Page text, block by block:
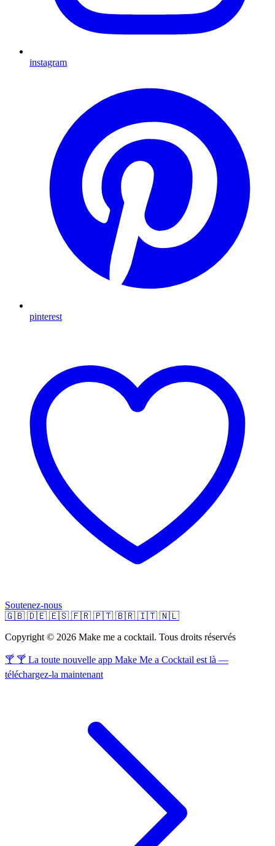
instagram
pinterest
Soutenez-nous
🇬🇧 🇩🇪 🇪🇸 🇫🇷 🇵🇹 🇧🇷 🇮🇹 🇳🇱
Copyright © 2026 Make me a cocktail. Tous droits réservés
🍸 🍸 La toute nouvelle app Make Me a Cocktail est là —
téléchargez-la maintenant